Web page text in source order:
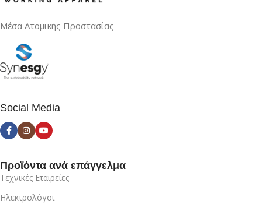
Μέσα Ατομικής Προστασίας
Social Media
Προϊόντα ανά επάγγελμα
Τεχνικές Εταιρείες
Ηλεκτρολόγοι